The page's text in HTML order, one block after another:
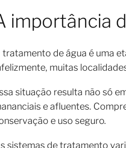
importância
tratamento de água é uma
muitas
situação resulta não só
e afluentes.
e uso seguro.
sistemas de tratamento